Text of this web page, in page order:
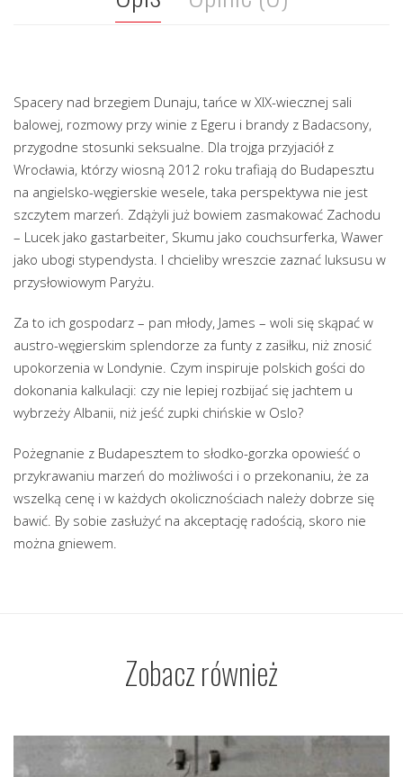
Spacery nad brzegiem Dunaju, tańce w XIX-wiecznej sali
balowej, rozmowy przy winie z Egeru i brandy z Badacsony,
przygodne stosunki seksualne. Dla trojga przyjaciół z
Wrocławia, którzy wiosną 2012 roku trafiają do Budapesztu
na angielsko-węgierskie wesele, taka perspektywa nie jest
szczytem marzeń. Zdążyli już bowiem zasmakować Zachodu
– Lucek jako gastarbeiter, Skumu jako couchsurferka, Wawer
jako ubogi stypendysta. I chcieliby wreszcie zaznać luksusu w
przysłowiowym Paryżu.
Za to ich gospodarz – pan młody, James – woli się skąpać w
austro-węgierskim splendorze za funty z zasiłku, niż znosić
upokorzenia w Londynie. Czym inspiruje polskich gości do
dokonania kalkulacji: czy nie lepiej rozbijać się jachtem u
wybrzeży Albanii, niż jeść zupki chińskie w Oslo?
Pożegnanie z Budapesztem to słodko-gorzka opowieść o
przykrawaniu marzeń do możliwości i o przekonaniu, że za
wszelką cenę i w każdych okolicznościach należy dobrze się
bawić. By sobie zasłużyć na akceptację radością, skoro nie
można gniewem.
Zobacz również